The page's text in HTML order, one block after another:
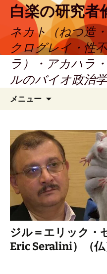
ツ
キ
プ
白楽の研究者
ネカト（ねつ造
クログレイ・性
ラ）・アカハラ
ルのバイオ政治学
メニュー
ジル＝エリック・
Eric Seralini）（仏